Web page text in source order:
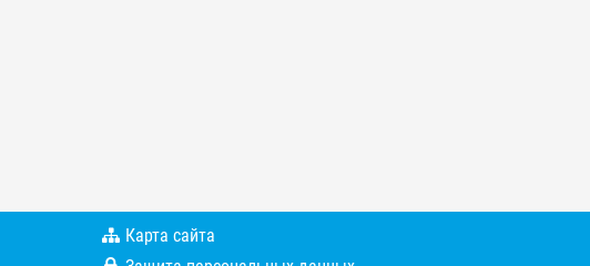
Карта сайта